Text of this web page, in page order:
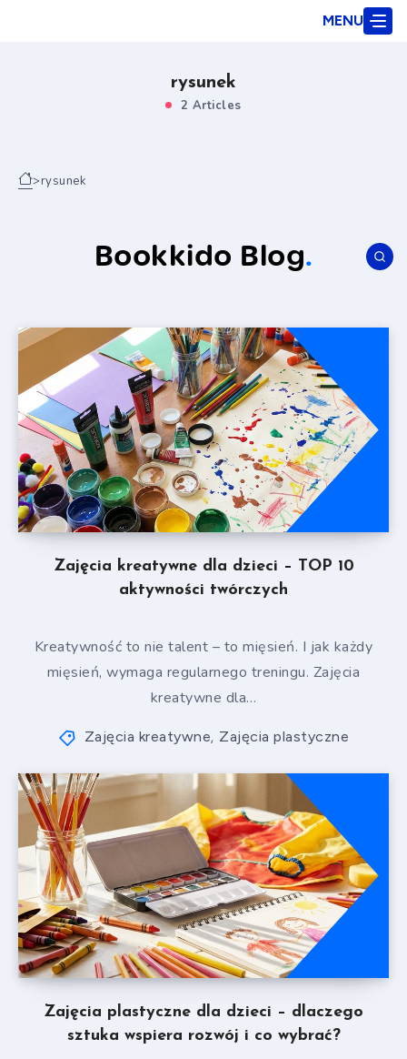
MENU
rysunek
2 Articles
>rysunek
Bookkido Blog.
Zajęcia kreatywne dla dzieci – TOP 10
aktywności twórczych
Kreatywność to nie talent – to mięsień. I jak każdy
mięsień, wymaga regularnego treningu. Zajęcia
kreatywne dla…
Zajęcia kreatywne, Zajęcia plastyczne
Zajęcia plastyczne dla dzieci – dlaczego
sztuka wspiera rozwój i co wybrać?